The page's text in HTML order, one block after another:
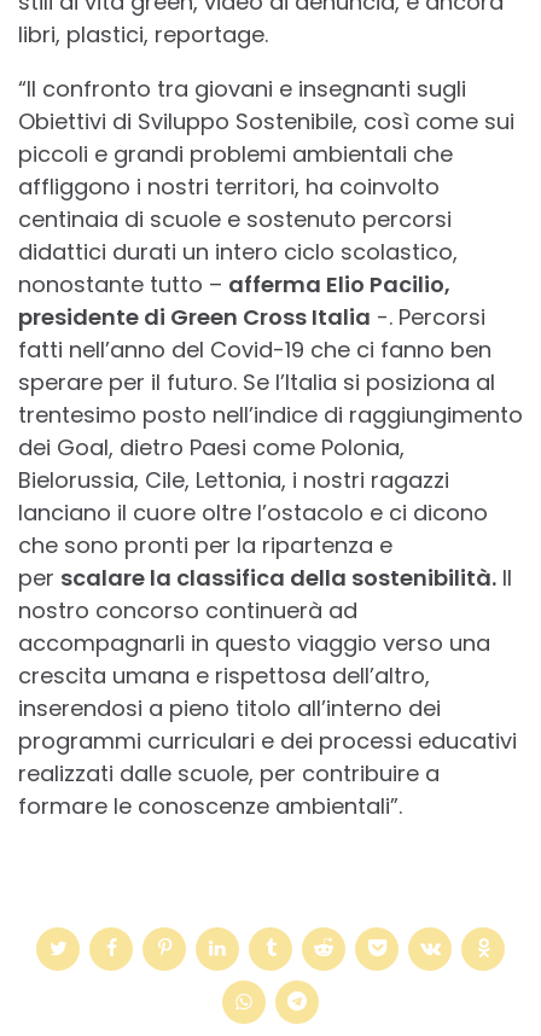
libri, plastici, reportage.
“Il confronto tra giovani e insegnanti sugli
Obiettivi di Sviluppo Sostenibile, così come sui
piccoli e grandi problemi ambientali che
affliggono i nostri territori, ha coinvolto
centinaia di scuole e sostenuto percorsi
didattici durati un intero ciclo scolastico,
nonostante tutto – afferma Elio Pacilio,
presidente di Green Cross Italia -. Percorsi
fatti nell’anno del Covid-19 che ci fanno ben
sperare per il futuro. Se l’Italia si posiziona al
trentesimo posto nell’indice di raggiungimento
dei Goal, dietro Paesi come Polonia,
Bielorussia, Cile, Lettonia, i nostri ragazzi
lanciano il cuore oltre l’ostacolo e ci dicono
che sono pronti per la ripartenza e
per scalare la classifica della sostenibilità. Il
nostro concorso continuerà ad
accompagnarli in questo viaggio verso una
crescita umana e rispettosa dell’altro,
inserendosi a pieno titolo all’interno dei
programmi curriculari e dei processi educativi
realizzati dalle scuole, per contribuire a
formare le conoscenze ambientali”.